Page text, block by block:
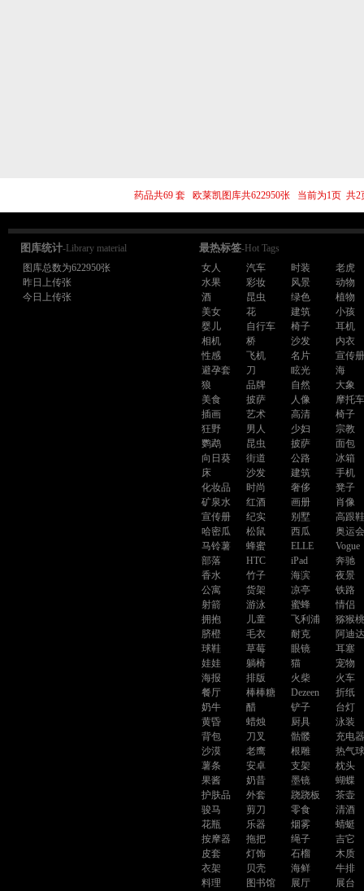
药品共69 套 欧莱凯图库共622950张 当前为1页
图库统计-Library material
图库总数为622950张
昨日上传张
今日上传张
最热标签-Hot Tags
女人
汽车 时装
老虎
水果
彩妆 风景
动物
酒
昆虫 绿色
植物
美女
花 建筑
小孩
婴儿
自行车 椅子
耳机
相机
桥 沙发
内衣
性感
飞机 名片
宣传册
避孕套
刀 眩光
海
狼
品牌 自然
大象
美食
披萨 人像
摩托车
插画
艺术 高清
椅子
狂野
男人 少妇
宗教
鹦鹉
昆虫 披萨
面包
向日葵
街道 公路
冰箱
床
沙发 建筑
手机
化妆品
时尚 奢侈
凳子
矿泉水
红酒 画册
肖像
宣传册
纪实 别墅
高跟鞋
哈密瓜
松鼠 西瓜
奥运会
马铃薯
蜂蜜 ELLE
Vogue
部落
HTC iPad
奔驰
香水
竹子 海滨
夜景
公寓
货架 凉亭
铁路
射箭
游泳 蜜蜂
情侣
拥抱
儿童 飞利浦
猕猴桃
脐橙
毛衣 耐克
阿迪
球鞋
草莓 眼镜
耳塞
娃娃
躺椅 猫
宠物
海报
排版 火柴
火车
餐厅
棒棒糖 Dezeen
折纸
奶牛
醋 铲子
台灯
黄昏
蜡烛 厨具
泳装
背包
刀叉 骷髅
充电器
沙漠
老鹰 根雕
热气球
薯条
安卓 支架
枕头
果酱
奶昔 墨镜
蝴蝶
护肤品
外套 跷跷板
茶壶
骏马
剪刀 零食
清酒
花瓶
乐器 烟雾
蜻蜓
按摩器
拖把 绳子
吉它
皮套
灯饰 石榴
木质
衣架
贝壳 海鲜
牛排
料理
图书馆 展厅
展台